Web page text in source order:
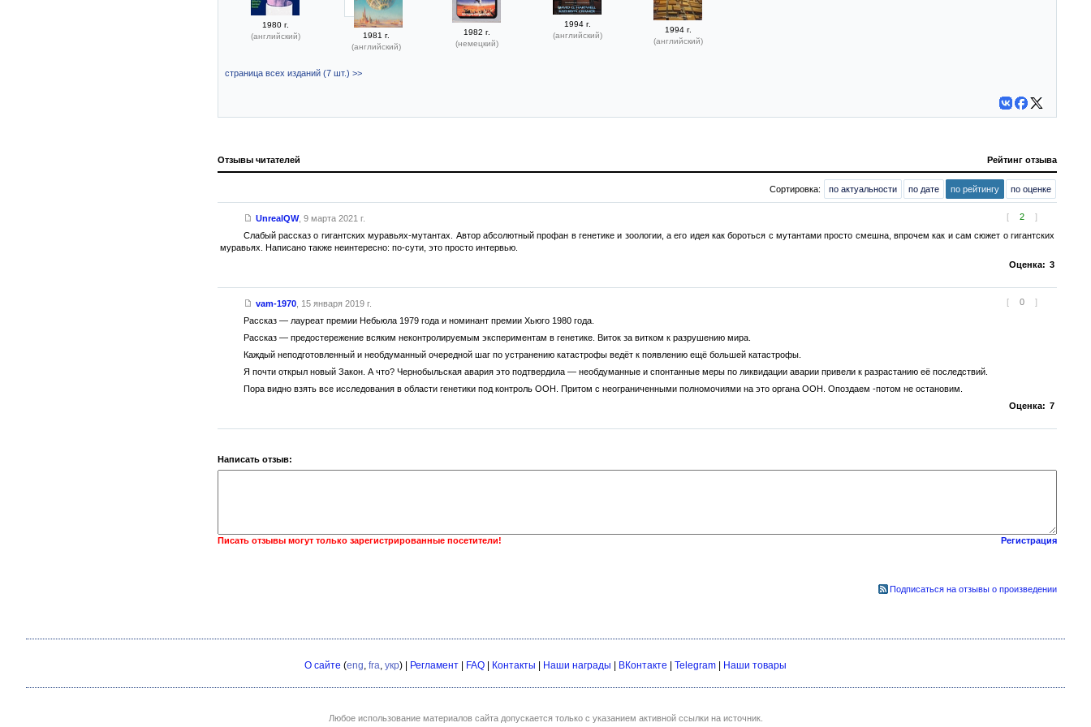
1980 г.
(английский)
1981 г.
(английский)
1982 г.
(немецкий)
1994 г.
(английский)
1994 г.
(английский)
страница всех изданий (7 шт.) >>
Отзывы читателей Рейтинг отзыва
Сортировка: по актуальности по дате по рейтингу по оценке
[ 2 ]
UnrealQW, 9 марта 2021 г.
Слабый рассказ о гигантских муравьях-мутантах. Автор абсолютный профан в генетике и зоологии, а его идея как бороться с мутантами просто смешна, впрочем как и сам сюжет о гигантских
муравьях. Написано также неинтересно: по-сути, это просто интервью.
Оценка: 3
[ 0 ]
vam-1970, 15 января 2019 г.
Рассказ — лауреат премии Небьюла 1979 года и номинант премии Хьюго 1980 года.
Рассказ — предостережение всяким неконтролируемым экспериментам в генетике. Виток за витком к разрушению мира.
Каждый неподготовленный и необдуманный очередной шаг по устранению катастрофы ведёт к появлению ещё большей катастрофы.
Я почти открыл новый Закон. А что? Чернобыльская авария это подтвердила — необдуманные и спонтанные меры по ликвидации аварии привели к разрастанию её последствий.
Пора видно взять все исследования в области генетики под контроль ООН. Притом с неограниченными полномочиями на это органа ООН. Опоздаем -потом не остановим.
Оценка: 7
Написать отзыв:
Писать отзывы могут только зарегистрированные посетители! Регистрация
Подписаться на отзывы о произведении
О сайте (eng, fra, укр) | Регламент FAQ Контакты Наши награды ВКонтакте Telegram Наши товары
Любое использование материалов сайта допускается только с указанием активной ссылки на источник.